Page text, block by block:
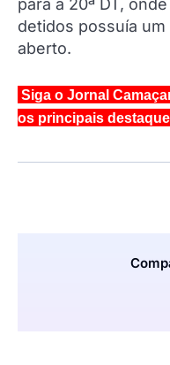
para a 20ª DT,
detidos possuía
aberto.
Siga o Jornal
os principais